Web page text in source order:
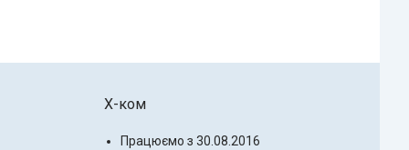
X-ком
Працюємо з 30.08.2016